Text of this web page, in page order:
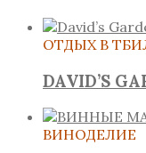
ОТДЫХ В
DAVID’S
ВИНОДЕЛИЕ